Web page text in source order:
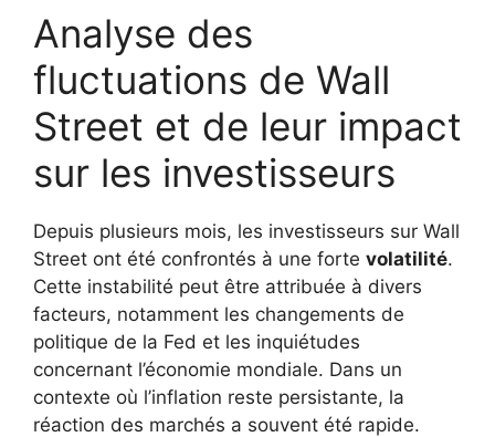
Analyse des
fluctuations de Wall
Street et de leur impact
sur les investisseurs
Depuis plusieurs mois, les investisseurs sur Wall
Street ont été confrontés à une forte volatilité.
Cette instabilité peut être attribuée à divers
facteurs, notamment les changements de
politique de la Fed et les inquiétudes
concernant l’économie mondiale. Dans un
contexte où l’inflation reste persistante, la
réaction des marchés a souvent été rapide.